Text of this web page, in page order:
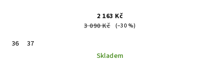
2 163 Kč
3 090 Kč
(–30 %)
36
37
Skladem